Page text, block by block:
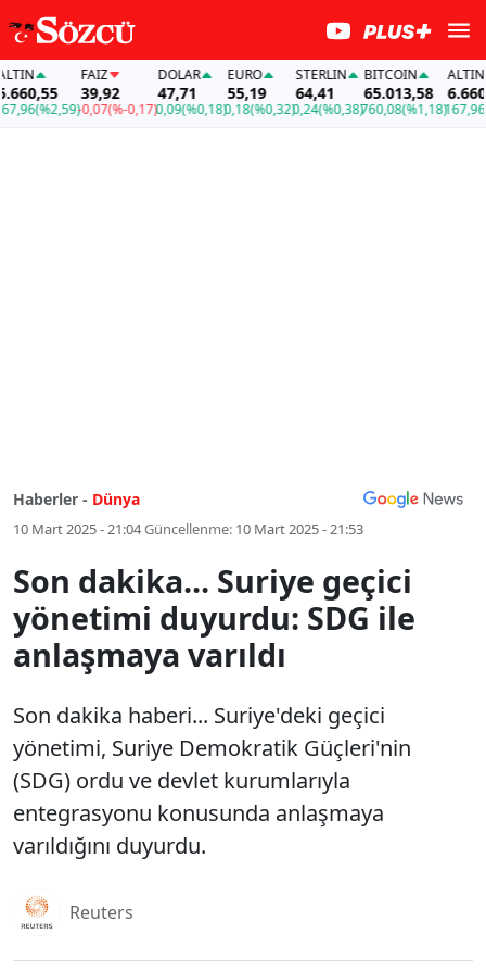
(%2,59)
39,92
-0,07(%-0,17)
DOLAR
47,71
0,09(%0,18)
EURO
55,19
0,18(%0,32)
STERLIN
64,41
0,24(%0,38)
BITCOIN
65.013,58
760,08(%1,18)
ALTIN
6.660,55
167,96
Haberler - Dünya
10 Mart 2025 - 21:04Güncellenme: 10 Mart 2025 - 21:53
Son dakika... Suriye geçici
yönetimi duyurdu: SDG ile
anlaşmaya varıldı
Son dakika haberi... Suriye'deki geçici
yönetimi, Suriye Demokratik Güçleri'nin
(SDG) ordu ve devlet kurumlarıyla
entegrasyonu konusunda anlaşmaya
varıldığını duyurdu.
Reuters